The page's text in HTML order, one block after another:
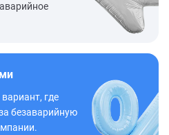
где
безаварийную